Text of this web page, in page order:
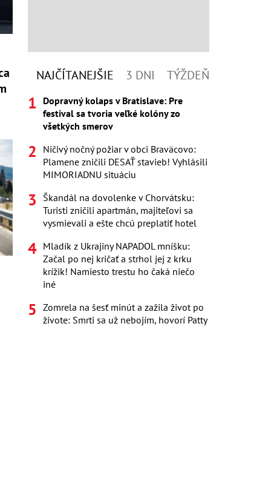
NAJČÍTANEJŠIE 3 DNI TÝŽDEŇ
Dopravný kolaps v Bratislave: Pre
festival sa tvoria veľké kolóny zo
všetkých smerov
Ničivý nočný požiar v obci Braväcovo:
Plamene zničili DESAŤ stavieb! Vyhlásili
MIMORIADNU situáciu
Škandál na dovolenke v Chorvátsku:
Turisti zničili apartmán, majiteľovi sa
vysmievali a ešte chcú preplatiť hotel
Mladík z Ukrajiny NAPADOL mníšku:
Začal po nej kričať a strhol jej z krku
krížik! Namiesto trestu ho čaká niečo
iné
Zomrela na šesť minút a zažila život po
živote: Smrti sa už nebojím, hovorí Patty